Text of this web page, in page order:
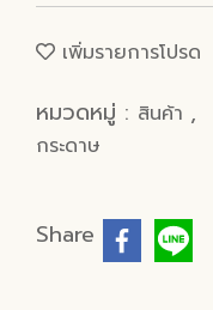
เพิ่มรายการโปรด
หมวดหมู่ : สินค้า ,
กระดาษ
Share